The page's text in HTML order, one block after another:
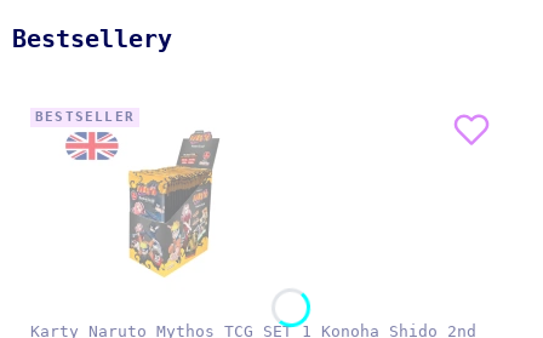
Bestsellery
BESTSELLER
Karty Naruto Mythos TCG SET 1 Konoha Shido 2nd